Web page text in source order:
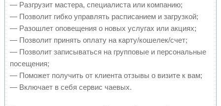
— Разгрузит мастера, специалиста или компанию;
— Позволит гибко управлять расписанием и загрузкой;
— Разошлет оповещения о новых услугах или акциях;
— Позволит принять оплату на карту/кошелек/счет;
— Позволит записываться на групповые и персональные
посещения;
— Поможет получить от клиента отзывы о визите к вам;
— Включает в себя сервис чаевых.